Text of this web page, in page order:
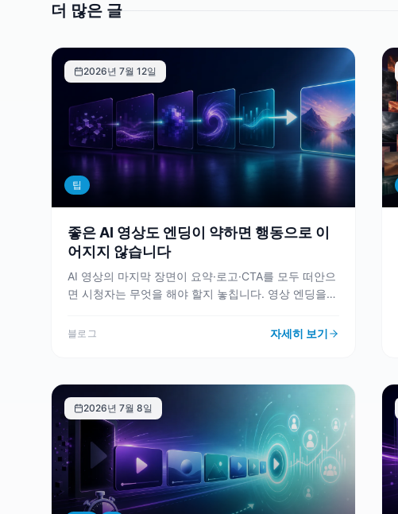
더 많은 글
2026년 7월 12일
팁
좋은 AI 영상도 엔딩이 약하면 행동으로 이
어지지 않습니다
AI 영상의 마지막 장면이 요약·로고·CTA를 모두 떠안으
면 시청자는 무엇을 해야 할지 놓칩니다. 영상 엔딩을
기준을 정리했습니다.
블로그 자세히 보기
2026년 7월 8일